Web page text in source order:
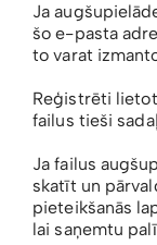
Ja
šo e-pasta
to varat
Reģistrēti
failus tieši
Ja failus
skatīt un
pieteikšanās
lai saņemtu